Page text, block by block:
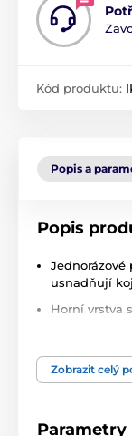
Kód produktu:
Popis a
Popis
Jednorázové
usnadňují
Horní vrstva
konstrukce
Vnější
Zobrazit celý
Parametry